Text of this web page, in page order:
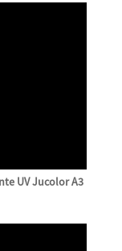
UV Jucolor A3